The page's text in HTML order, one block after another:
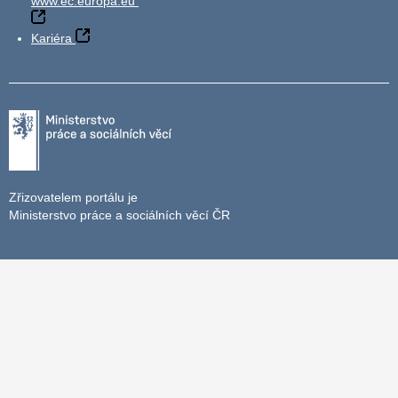
Kariéra
Zřizovatelem portálu je
Ministerstvo práce a sociálních věcí ČR